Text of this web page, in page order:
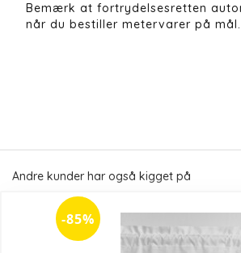
Bemærk at fortrydelsesretten
når du bestiller metervarer på mål.
Andre kunder har også kigget på
-85%